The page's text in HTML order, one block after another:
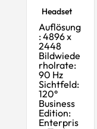
Headset
Auflösung
: 4896 x
2448
Bildwiede
rholrate:
90 Hz
Sichtfeld:
120°
Business
Edition:
Enterpris